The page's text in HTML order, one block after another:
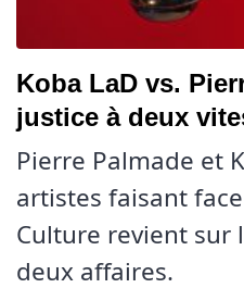
Koba LaD vs.
justice à deux
Pierre Palmade et
artistes faisant
Culture revient sur
deux affaires.